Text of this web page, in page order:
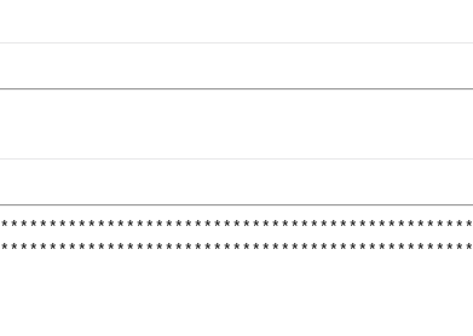
* * * * * * * * * * * * * * * * * * * * * * * * * * * * * * * * * * * * * * * * * * * * * *
* * * * * * * * * * * * * * * * * * * * * * * * * * * * * * * * * * * * * * * * * * * * * *